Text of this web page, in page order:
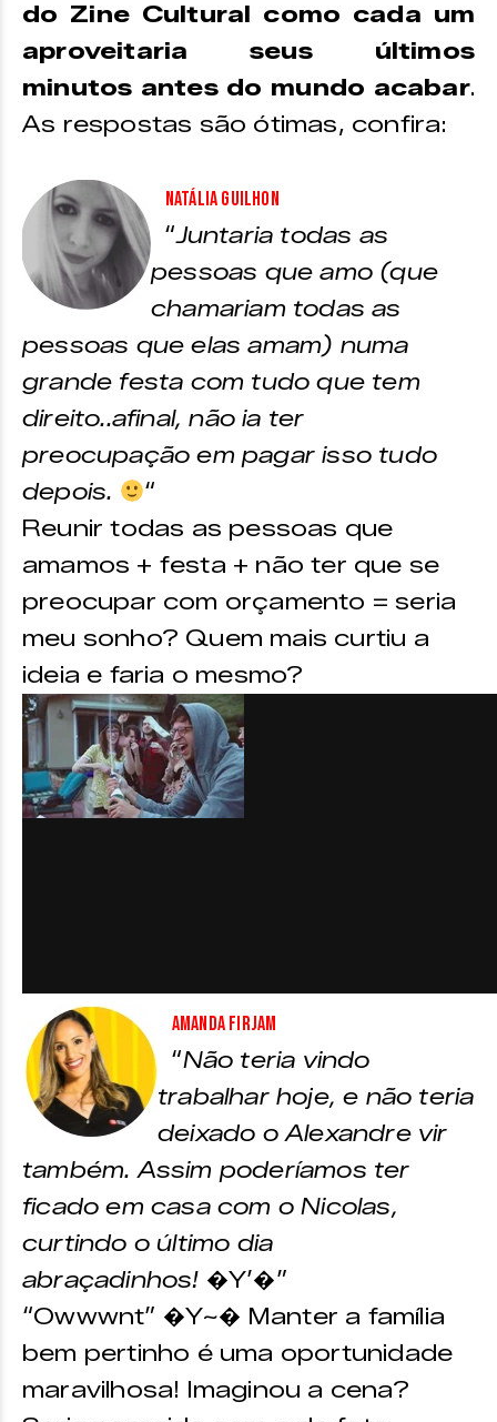
do Zine Cultural como cada um
aproveitaria seus últimos
minutos antes do mundo acabar.
As respostas são ótimas, confira:
Natália Guilhon
“Juntaria todas as
pessoas que amo (que
chamariam todas as
pessoas que elas amam) numa
grande festa com tudo que tem
direito..afinal, não ia ter
preocupação em pagar isso tudo
depois.
“
Reunir todas as pessoas que
amamos + festa + não ter que se
preocupar com orçamento = seria
meu sonho? Quem mais curtiu a
ideia e faria o mesmo?
Amanda Firjam
“Não teria vindo
trabalhar hoje, e não teria
deixado o Alexandre vir
também. Assim poderíamos ter
ficado em casa com o Nicolas,
curtindo o último dia
abraçadinhos! �Y’�”
“Owwwnt” �Y~� Manter a família
bem pertinho é uma oportunidade
maravilhosa! Imaginou a cena?